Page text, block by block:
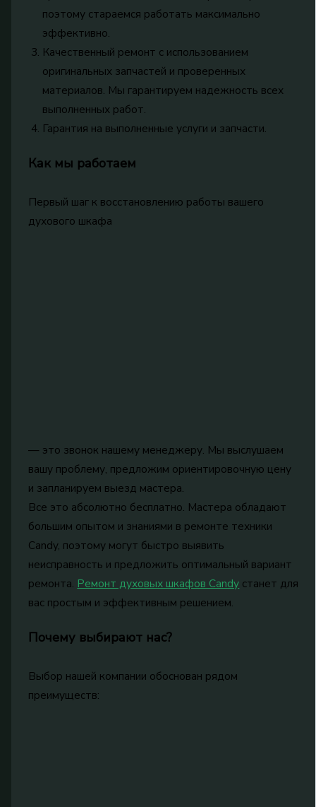
поэтому стараемся работать максимально
эффективно.
Качественный ремонт с использованием
оригинальных запчастей и проверенных
материалов. Мы гарантируем надежность всех
выполненных работ.
Гарантия на выполненные услуги и запчасти.
Как мы работаем
Первый шаг к восстановлению работы вашего
духового шкафа
— это звонок нашему менеджеру. Мы выслушаем
вашу проблему, предложим ориентировочную цену
и запланируем выезд мастера.
Все это абсолютно бесплатно. Мастера обладают
большим опытом и знаниями в ремонте техники
Candy, поэтому могут быстро выявить
неисправность и предложить оптимальный вариант
ремонта. Ремонт духовых шкафов Candy станет для
вас простым и эффективным решением.
Почему выбирают нас?
Выбор нашей компании обоснован рядом
преимуществ: